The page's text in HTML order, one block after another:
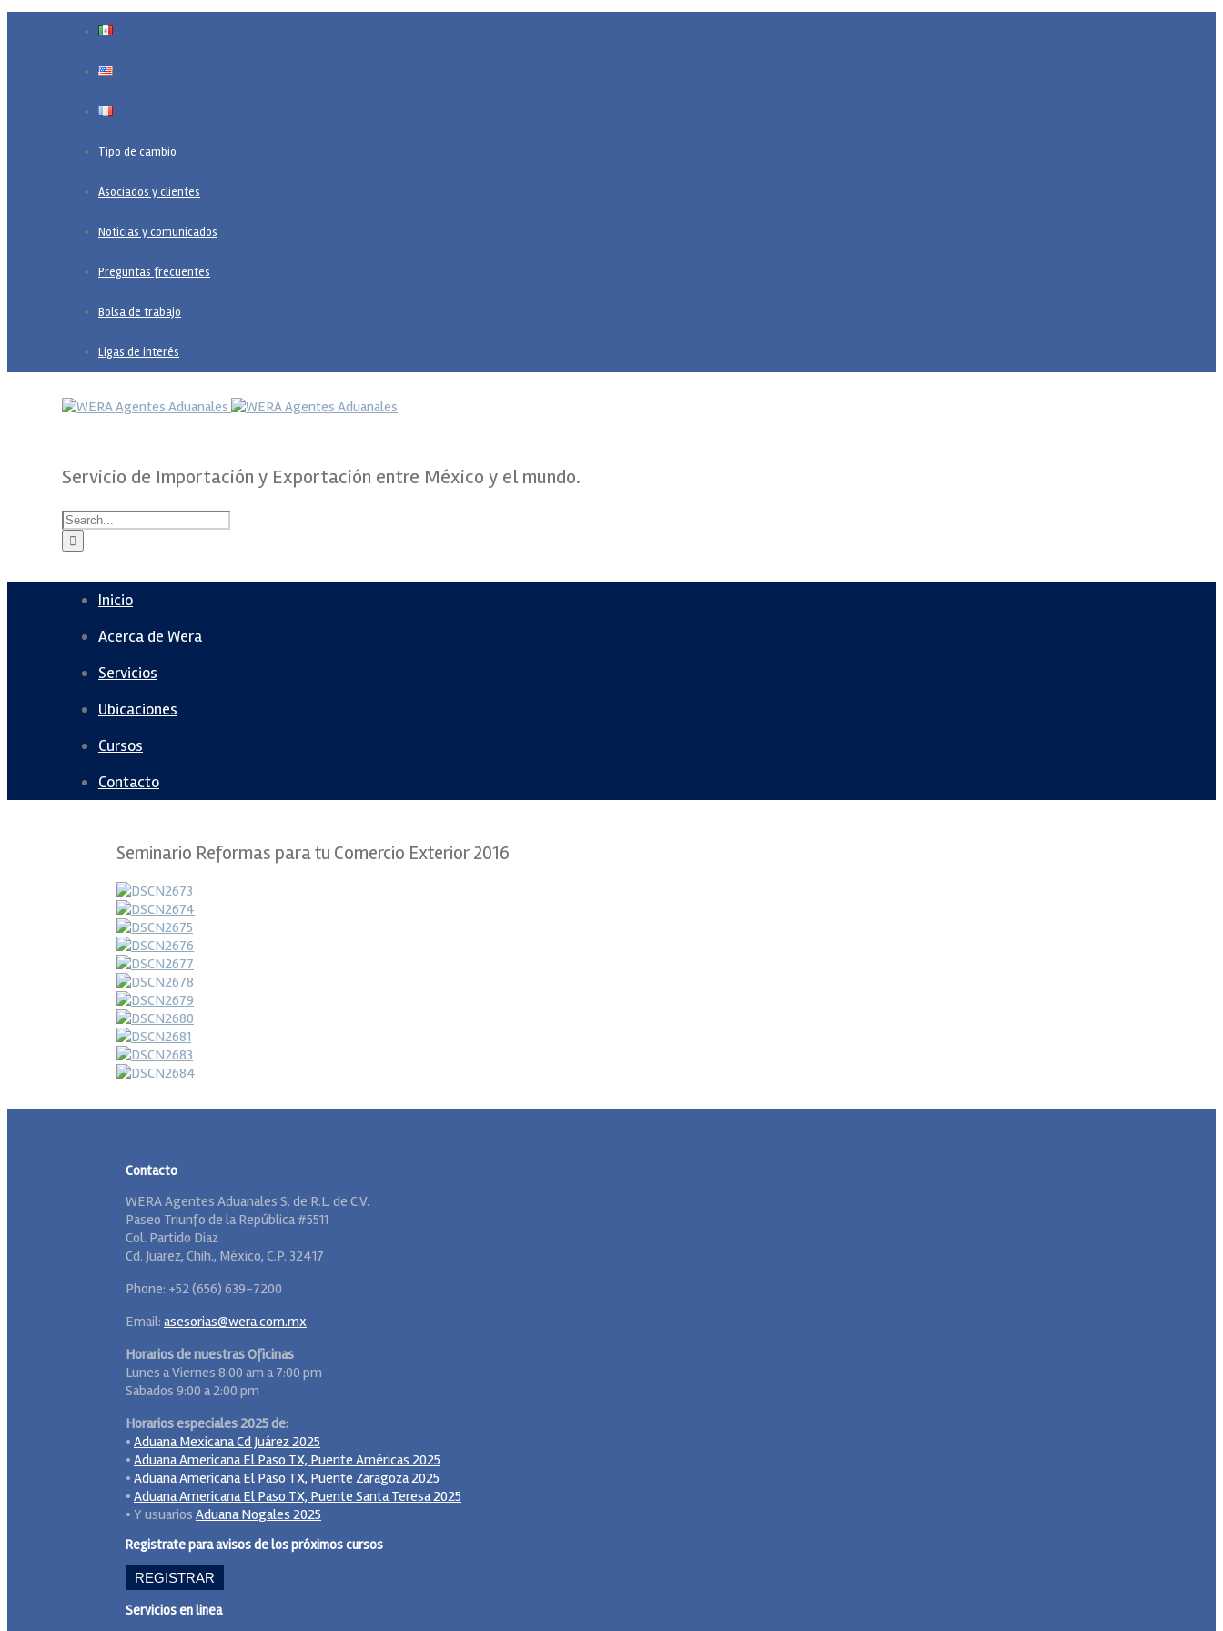
Tipo de cambio
Asociados y clientes
Noticias y comunicados
Preguntas frecuentes
Bolsa de trabajo
Ligas de interés
Servicio de Importación y Exportación entre México y el mundo.
Inicio
Acerca de Wera
Servicios
Ubicaciones
Cursos
Contacto
Seminario Reformas para tu Comercio Exterior 2016
Contacto
WERA Agentes Aduanales S. de R.L. de C.V.
Paseo Triunfo de la República #5511
Col. Partido Diaz
Cd. Juarez, Chih., México, C.P. 32417
Phone: +52 (656) 639-7200
Email: asesorias@wera.com.mx
Horarios de nuestras Oficinas
Lunes a Viernes 8:00 am a 7:00 pm
Sabados 9:00 a 2:00 pm
Horarios especiales 2025 de:
• Aduana Mexicana Cd Juárez 2025
• Aduana Americana El Paso TX, Puente Américas 2025
• Aduana Americana El Paso TX, Puente Zaragoza 2025
• Aduana Americana El Paso TX, Puente Santa Teresa 2025
• Y usuarios Aduana Nogales 2025
Registrate para avisos de los próximos cursos
REGISTRAR
Servicios en linea